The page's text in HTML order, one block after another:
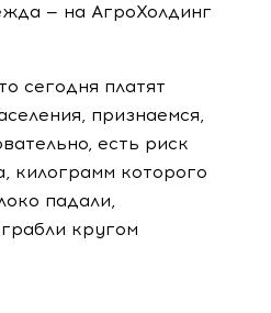
— на АгроХолдинг
сегодня платят
признаемся,
есть риск
килограмм которого
падали,
кругом